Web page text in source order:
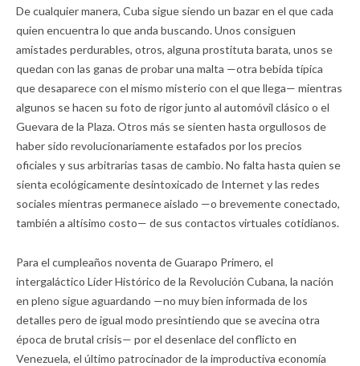
De cualquier manera, Cuba sigue siendo un bazar en el que cada
quien encuentra lo que anda buscando. Unos consiguen
amistades perdurables, otros, alguna prostituta barata, unos se
quedan con las ganas de probar una malta —otra bebida típica
que desaparece con el mismo misterio con el que llega— mientras
algunos se hacen su foto de rigor junto al automóvil clásico o el
Guevara de la Plaza. Otros más se sienten hasta orgullosos de
haber sido revolucionariamente estafados por los precios
oficiales y sus arbitrarias tasas de cambio. No falta hasta quien se
sienta ecológicamente desintoxicado de Internet y las redes
sociales mientras permanece aislado —o brevemente conectado,
también a altísimo costo— de sus contactos virtuales cotidianos.
Para el cumpleaños noventa de Guarapo Primero, el
intergaláctico Líder Histórico de la Revolución Cubana, la nación
en pleno sigue aguardando —no muy bien informada de los
detalles pero de igual modo presintiendo que se avecina otra
época de brutal crisis— por el desenlace del conflicto en
Venezuela, el último patrocinador de la improductiva economía